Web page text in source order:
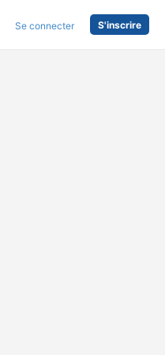
Se connecter S'inscrire